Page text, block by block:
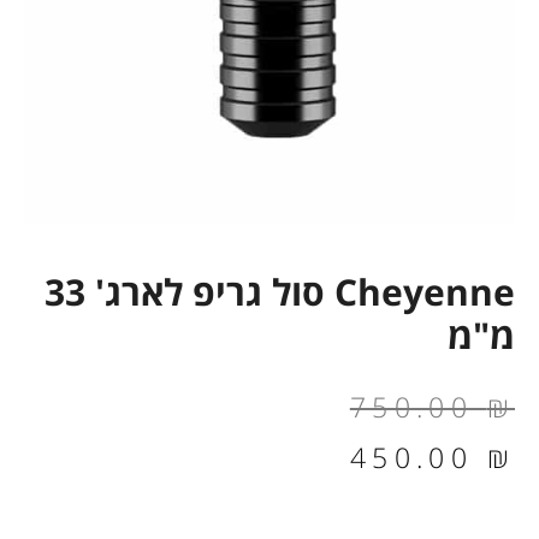
Cheyenne סול גריפ לארג' 33
מ"מ
750.00₪
המחיר
המקורי
450.00 ₪
המחיר
הנוכחי